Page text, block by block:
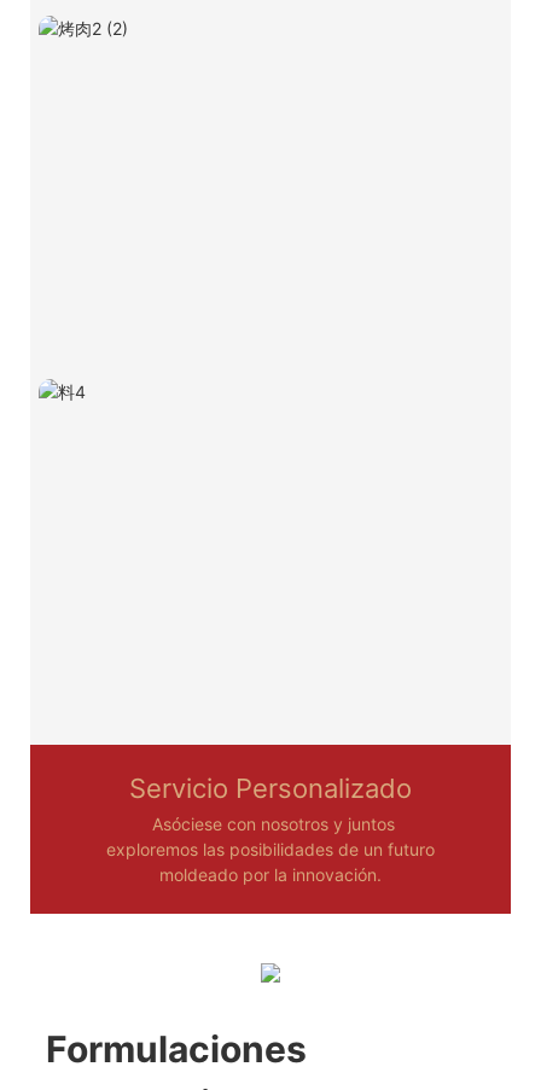
Servicio Personalizado
Asóciese con nosotros y juntos
exploremos las posibilidades de un futuro
moldeado por la innovación.
Formulaciones